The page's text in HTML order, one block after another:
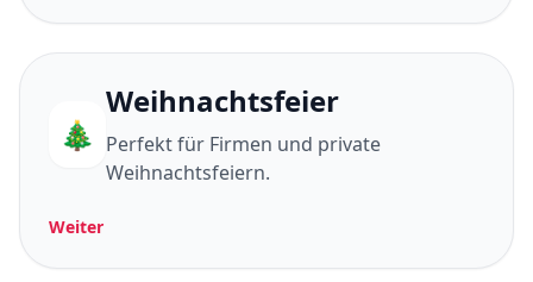
🎄
Weihnachtsfeier
Perfekt für Firmen und private
Weihnachtsfeiern.
Weiter